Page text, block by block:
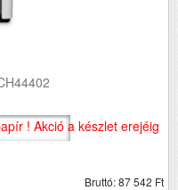
! Akció a készlet erejéig
Bruttó: 87 542 Ft